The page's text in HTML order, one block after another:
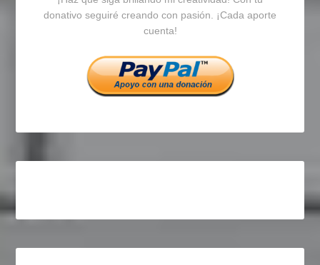
en
Facebook
en
Twitter
en
Instagram
donativo seguiré creando con pasión. ¡Cada aporte
cuenta!